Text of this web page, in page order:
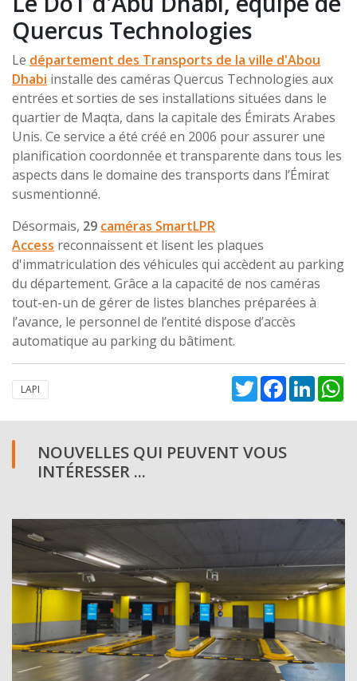
Quercus Technologies
Le département des Transports de la ville d'Abou
Dhabi installe des caméras Quercus Technologies aux
entrées et sorties de ses installations situées dans le
quartier de Maqta, dans la capitale des Émirats Arabes
Unis. Ce service a été créé en 2006 pour assurer une
planification coordonnée et transparente dans tous les
aspects dans le domaine des transports dans l’Émirat
susmentionné.
Désormais, 29 caméras SmartLPR
Access reconnaissent et lisent les plaques
d'immatriculation des véhicules qui accèdent au parking
du département. Grâce a la capacité de nos caméras
tout-en-un de gérer de listes blanches préparées à
l’avance, le personnel de l’entité dispose d’accès
automatique au parking du bâtiment.
LAPI TwitterFacebook
NOUVELLES QUI PEUVENT VOUS
INTÉRESSER ...